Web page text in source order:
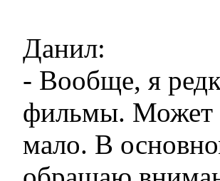
Данил:
- Вообще, я
фильмы. Может
мало. В